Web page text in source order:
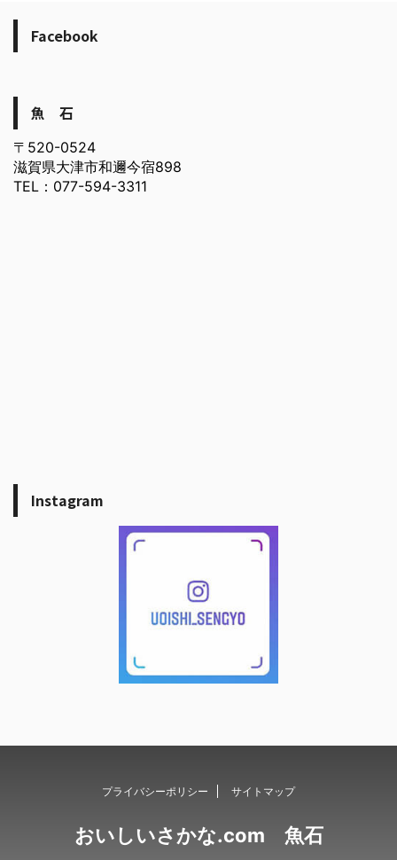
Facebook
魚 石
〒520-0524
滋賀県大津市和邇今宿898
TEL：077-594-3311
Instagram
プライバシーポリシー サイトマップ
おいしいさかな.com 魚石